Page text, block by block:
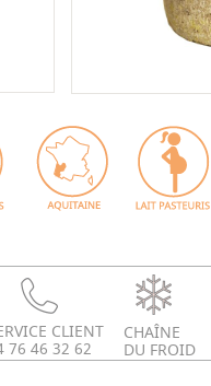
CLIENT
76 46 32 62
CHAÎNE
DU FROID